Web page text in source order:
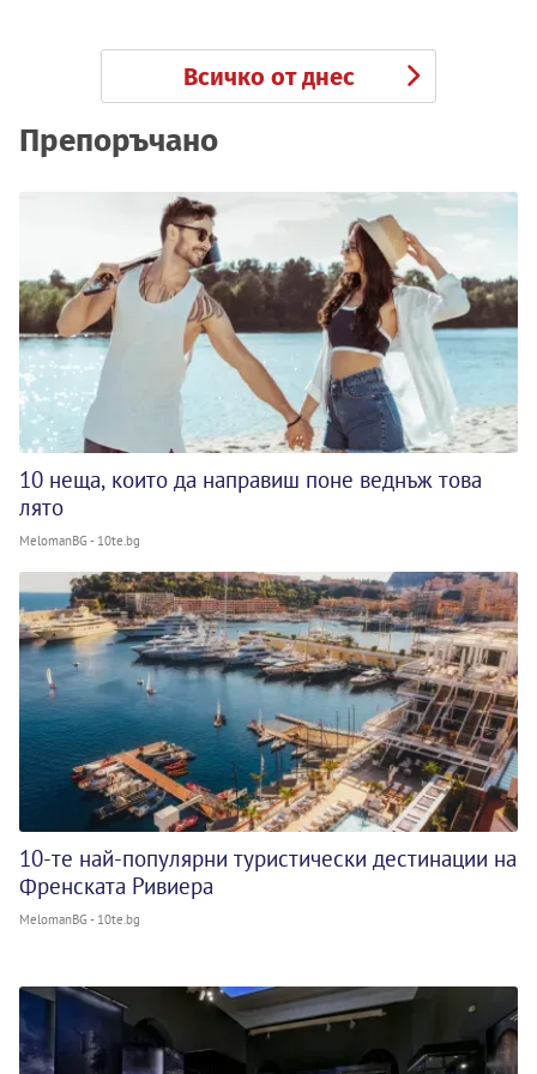
Всичко от днес
Препоръчано
10 неща, които да направиш поне веднъж това
лято
MelomanBG - 10te.bg
10-те най-популярни туристически дестинации на
Френската Ривиера
MelomanBG - 10te.bg